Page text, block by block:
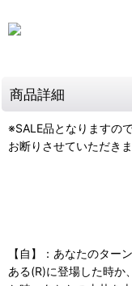
商品詳細
※SALE品となりますの
お断りさせていただきま
【自】：あなたのター
ある(R)に登場した時か